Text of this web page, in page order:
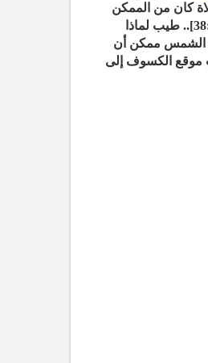
كان من الممكن
} [القصص:38].. طيب لماذا
الشمس ممكن أن
موقع الكسوف إلى